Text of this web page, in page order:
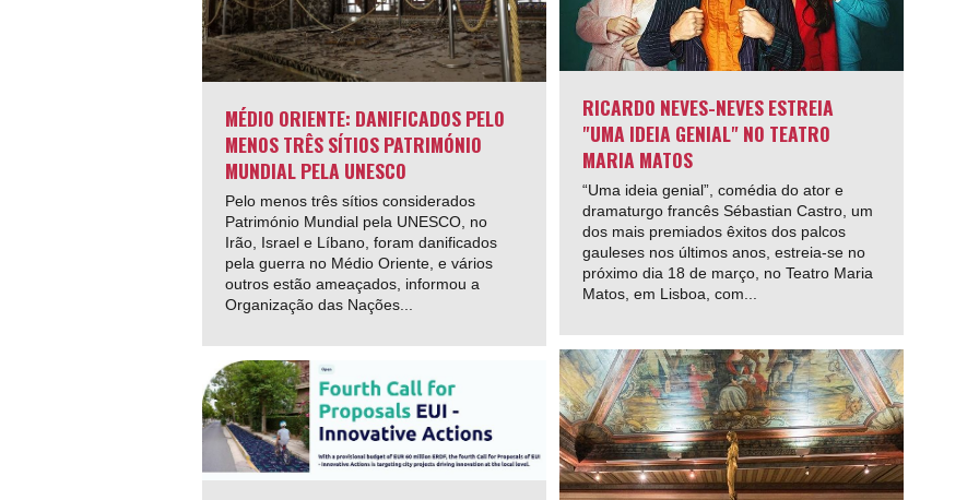
RICARDO NEVES-NEVES ESTREIA
"UMA IDEIA GENIAL" NO TEATRO
MARIA MATOS
“Uma ideia genial”, comédia do ator e
dramaturgo francês Sébastian Castro, um
dos mais premiados êxitos dos palcos
gauleses nos últimos anos, estreia-se no
próximo dia 18 de março, no Teatro Maria
Matos, em Lisboa, com...
MÉDIO ORIENTE: DANIFICADOS PELO
MENOS TRÊS SÍTIOS PATRIMÓNIO
MUNDIAL PELA UNESCO
Pelo menos três sítios considerados
Património Mundial pela UNESCO, no
Irão, Israel e Líbano, foram danificados
pela guerra no Médio Oriente, e vários
outros estão ameaçados, informou a
Organização das Nações...